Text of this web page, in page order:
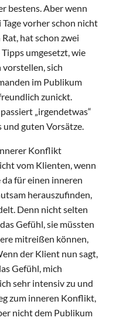
bestens. Aber wenn
Tage vorher schon nicht
hat schon zwei
umgesetzt, wie
sich
im Publikum
zunickt.
„irgendetwas“
und guten Vorsätze.
Konflikt
vom Klienten, wenn
da für einen inneren
herauszufinden,
Denn nicht selten
Gefühl, sie müssten
mitreißen können,
der Klient nun sagt,
Gefühl, mich
sehr intensiv zu und
zum inneren Konflikt,
nicht dem Publikum